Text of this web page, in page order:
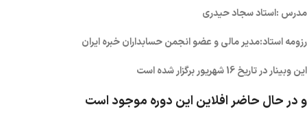
مدرس :استاد سجاد حیدری
رزومه استاد:مدیر مالی و عضو انجمن حسابداران خبره ایران
این وبینار در تاریخ 16 شهریور برگزار شده است
و در حال حاضر افلاین این دوره موجود است